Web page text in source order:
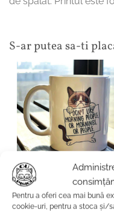
Pentru a oferi cea mai bună
cookie-uri, pentru a stoca și/
S-ar putea sa-ti
CADOURI CU PISICI
Cana Grumpy Cat